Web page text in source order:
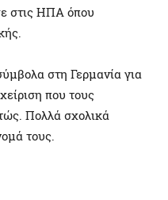
στις ΗΠΑ όπου
στη Γερμανία για
που τους
Πολλά σχολικά
τους.